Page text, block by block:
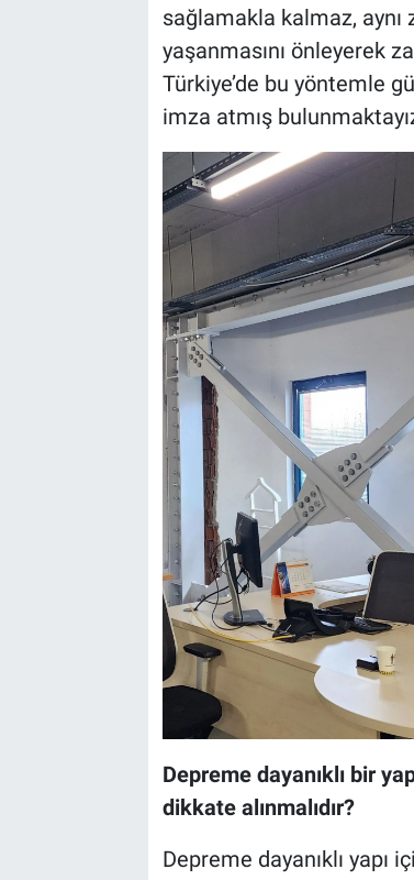
sağlamakla kalmaz,
yaşanmasını önleyerek
Türkiye’de bu yöntemle
imza atmış
Depreme dayanıklı bir
dikkate alınmalıdır?
Depreme dayanıklı